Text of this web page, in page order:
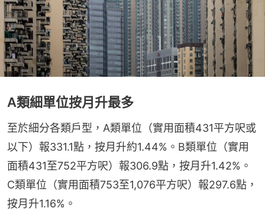
A類細單位按月升最多
至於細分各類戶型，A類單位（實用面積431平方呎或
以下）報331.1點，按月升約1.44%。B類單位（實用
面積431至752平方呎）報306.9點，按月升1.42%。
C類單位（實用面積753至1,076平方呎）報297.6點，
按月升1.16%。